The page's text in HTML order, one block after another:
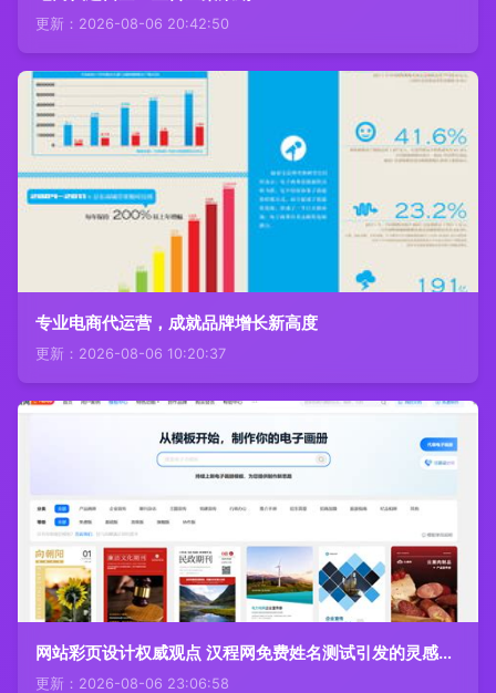
更新：2026-08-06 20:42:50
专业电商代运营，成就品牌增长新高度
更新：2026-08-06 10:20:37
网站彩页设计权威观点 汉程网免费姓名测试引发的灵感更新
更新：2026-08-06 23:06:58